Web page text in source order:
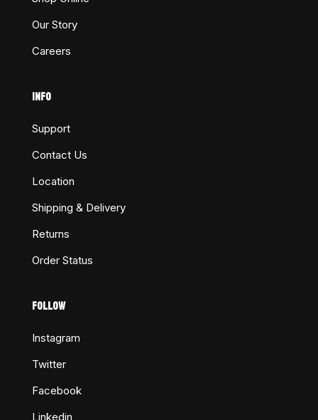
Our Story
Careers
INFO
Support
Contact Us
Location
Shipping & Delivery
Returns
Order Status
FOLLOW
Instagram
Twitter
Facebook
Linkedin